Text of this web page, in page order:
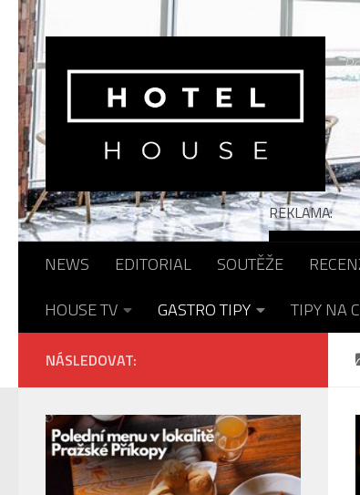
Skip to content
REKLAMA:
NEWS EDITORIAL SOUTĚŽE
HOUSE TV
GASTRO TIPY TIPY NA
NÁSLEDOVAT: